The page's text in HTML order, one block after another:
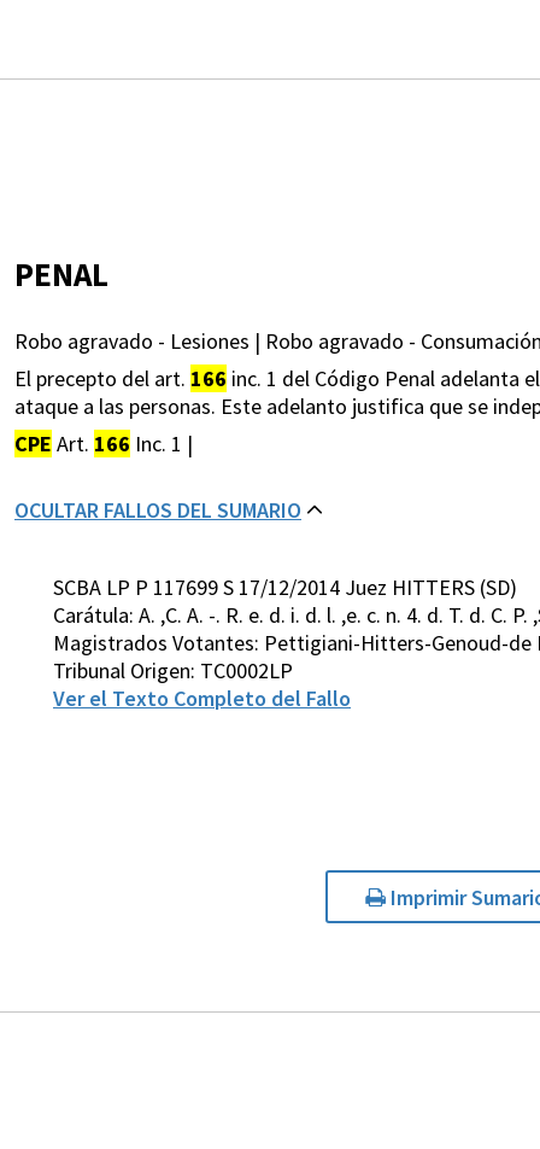
PENAL
Robo agravado - Lesiones | Robo agravado -
El precepto del art. 166 inc. 1 del Código Penal adelanta
ataque a las personas. Este adelanto justifica que se
CPE Art. 166 Inc. 1 |
OCULTAR FALLOS DEL SUMARIO
SCBA LP P 117699 S 17/12/2014 Juez HITTERS (SD)
Carátula: A. ,C. A. -. R. e. d. i. d. l. ,e. c. n. 4. d. T. d. C. P.
Magistrados Votantes: Pettigiani-Hitters-Genoud-de
Tribunal Origen: TC0002LP
Ver el Texto Completo del Fallo
Imprimir